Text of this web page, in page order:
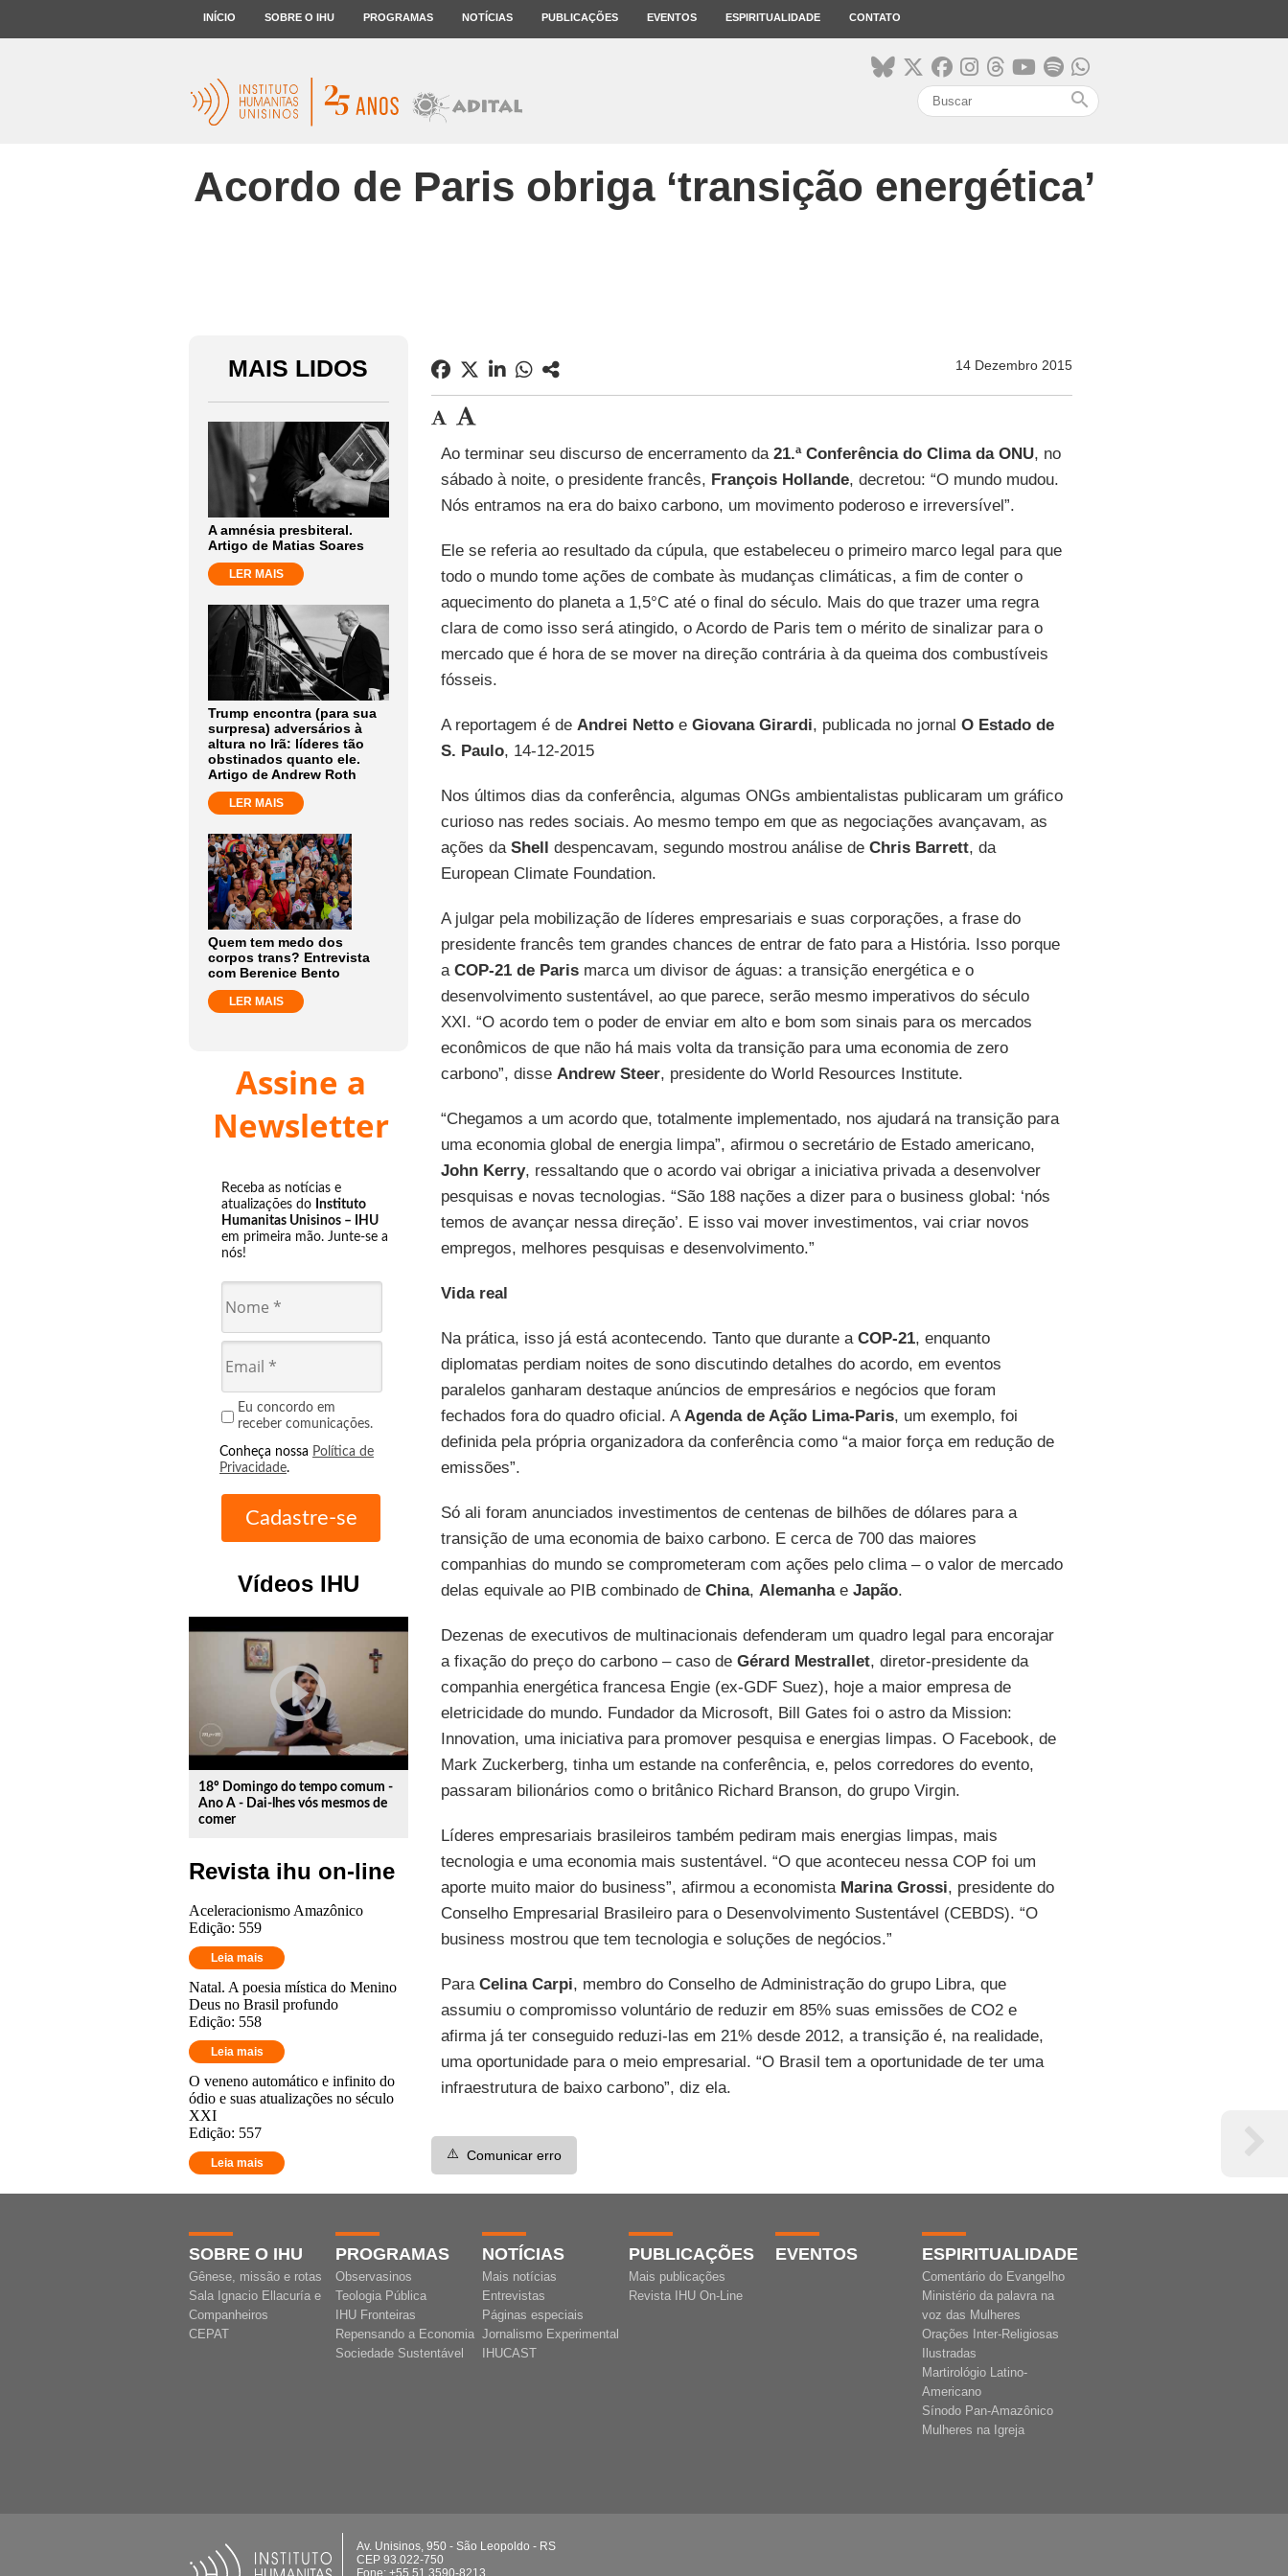
INÍCIO SOBRE O IHU PROGRAMAS NOTÍCIAS PUBLICAÇÕES EVENTOS ESPIRITUALIDADE CONTATO
search
Acordo de Paris obriga ‘transição energética’
MAIS LIDOS
A amnésia presbiteral.
Artigo de Matias Soares
LER MAIS
Trump encontra (para sua
surpresa) adversários à
altura no Irã: líderes tão
obstinados quanto ele.
Artigo de Andrew Roth
LER MAIS
Quem tem medo dos
corpos trans? Entrevista
com Berenice Bento
LER MAIS
Assine a
Newsletter
Receba as notícias e
atualizações do Instituto
Humanitas Unisinos – IHU
em primeira mão. Junte-se a
nós!
Eu concordo em
receber comunicações.
Conheça nossa Política de
Privacidade.
Vídeos IHU
play_circle_outline
18º Domingo do tempo comum -
Ano A - Dai-lhes vós mesmos de
comer
Revista ihu on-line
Aceleracionismo Amazônico
Edição: 559
Leia mais
Natal. A poesia mística do Menino
Deus no Brasil profundo
Edição: 558
Leia mais
O veneno automático e infinito do
ódio e suas atualizações no século
XXI
Edição: 557
Leia mais
14 Dezembro 2015
Ao terminar seu discurso de encerramento da 21.ª Conferência do Clima da ONU, no
sábado à noite, o presidente francês, François Hollande, decretou: “O mundo mudou.
Nós entramos na era do baixo carbono, um movimento poderoso e irreversível”.
Ele se referia ao resultado da cúpula, que estabeleceu o primeiro marco legal para que
todo o mundo tome ações de combate às mudanças climáticas, a fim de conter o
aquecimento do planeta a 1,5°C até o final do século. Mais do que trazer uma regra
clara de como isso será atingido, o Acordo de Paris tem o mérito de sinalizar para o
mercado que é hora de se mover na direção contrária à da queima dos combustíveis
fósseis.
A reportagem é de Andrei Nettoe Giovana Girardi, publicada no jornal O Estado de
S. Paulo, 14-12-2015
Nos últimos dias da conferência, algumas ONGs ambientalistas publicaram um gráfico
curioso nas redes sociais. Ao mesmo tempo em que as negociações avançavam, as
ações da Shell despencavam, segundo mostrou análise de Chris Barrett, da
European Climate Foundation.
A julgar pela mobilização de líderes empresariais e suas corporações, a frase do
presidente francês tem grandes chances de entrar de fato para a História. Isso porque
a COP-21 de Parismarca um divisor de águas: a transição energética e o
desenvolvimento sustentável, ao que parece, serão mesmo imperativos do século
XXI. “O acordo tem o poder de enviar em alto e bom som sinais para os mercados
econômicos de que não há mais volta da transição para uma economia de zero
carbono”, disse Andrew Steer, presidente do World Resources Institute.
“Chegamos a um acordo que, totalmente implementado, nos ajudará na transição para
uma economia global de energia limpa”, afirmou o secretário de Estado americano,
John Kerry, ressaltando que o acordo vai obrigar a iniciativa privada a desenvolver
pesquisas e novas tecnologias. “São 188 nações a dizer para o business global: ‘nós
temos de avançar nessa direção’. E isso vai mover investimentos, vai criar novos
empregos, melhores pesquisas e desenvolvimento.”
Vida real
Na prática, isso já está acontecendo. Tanto que durante a COP-21, enquanto
diplomatas perdiam noites de sono discutindo detalhes do acordo, em eventos
paralelos ganharam destaque anúncios de empresários e negócios que foram
fechados fora do quadro oficial. AAgenda de Ação Lima-Paris, um exemplo, foi
definida pela própria organizadora da conferência como “a maior força em redução de
emissões”.
Só ali foram anunciados investimentos de centenas de bilhões de dólares para a
transição de uma economia de baixo carbono. E cerca de 700 das maiores
companhias do mundo se comprometeram com ações pelo clima – o valor de mercado
delas equivale ao PIB combinado de China, Alemanhae Japão.
Dezenas de executivos de multinacionais defenderam um quadro legal para encorajar
a fixação do preço do carbono – caso de Gérard Mestrallet, diretor-presidente da
companhia energética francesa Engie (ex-GDF Suez), hoje a maior empresa de
eletricidade do mundo. Fundador da Microsoft, Bill Gates foi o astro da Mission:
Innovation, uma iniciativa para promover pesquisa e energias limpas. O Facebook, de
Mark Zuckerberg, tinha um estande na conferência, e, pelos corredores do evento,
passaram bilionários como o britânico Richard Branson, do grupo Virgin.
Líderes empresariais brasileiros também pediram mais energias limpas, mais
tecnologia e uma economia mais sustentável. “O que aconteceu nessa COP foi um
aporte muito maior do business”, afirmou a economista Marina Grossi, presidente do
Conselho Empresarial Brasileiro para o Desenvolvimento Sustentável (CEBDS). “O
business mostrou que tem tecnologia e soluções de negócios.”
Para Celina Carpi, membro do Conselho de Administração do grupo Libra, que
assumiu o compromisso voluntário de reduzir em 85% suas emissões de CO2 e
afirma já ter conseguido reduzi-las em 21% desde 2012, a transição é, na realidade,
uma oportunidade para o meio empresarial. “O Brasil tem a oportunidade de ter uma
infraestrutura de baixo carbono”, diz ela.
⚠️ Comunicar erro
SOBRE O IHU
Gênese, missão e rotas
Sala Ignacio Ellacuría e
Companheiros
CEPAT
PROGRAMAS
Observasinos
Teologia Pública
IHU Fronteiras
Repensando a Economia
Sociedade Sustentável
NOTÍCIAS
Mais notícias
Entrevistas
Páginas especiais
Jornalismo Experimental
IHUCAST
PUBLICAÇÕES
Mais publicações
Revista IHU On-Line
EVENTOS ESPIRITUALIDADE
Comentário do Evangelho
Ministério da palavra na
voz das Mulheres
Orações Inter-Religiosas
Ilustradas
Martirológio Latino-
Americano
Sínodo Pan-Amazônico
Mulheres na Igreja
Av. Unisinos, 950 - São Leopoldo - RS
CEP 93.022-750
Fone: +55 51 3590-8213